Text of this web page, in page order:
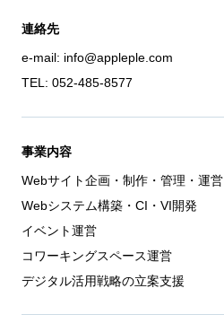
連絡先
e-mail: info@appleple.com
TEL: 052-485-8577
事業内容
Webサイト企画・制作・管理・運営
Webシステム構築・CI・VI開発
イベント運営
コワーキングスペース運営
デジタル活用戦略の立案支援